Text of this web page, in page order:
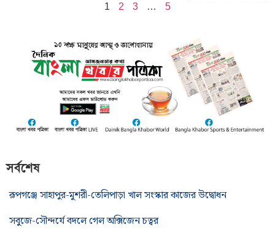
1 2 3 … 5
সর্বশেষ
রূপগঞ্জে সাহাপুর-মুশরী-তেলিপাড়া খাল সংস্কার কাজের উদ্বোধন
সবুজে-সৌন্দর্যে বদলে গেল অক্সিজেন চত্বর